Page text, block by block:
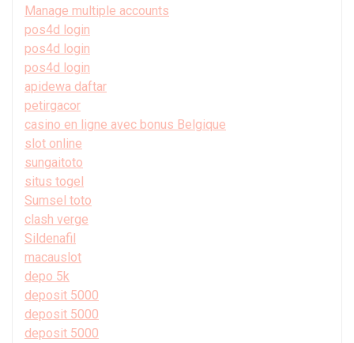
Manage multiple accounts
pos4d login
pos4d login
pos4d login
apidewa daftar
petirgacor
casino en ligne avec bonus Belgique
slot online
sungaitoto
situs togel
Sumsel toto
clash verge
Sildenafil
macauslot
depo 5k
deposit 5000
deposit 5000
deposit 5000